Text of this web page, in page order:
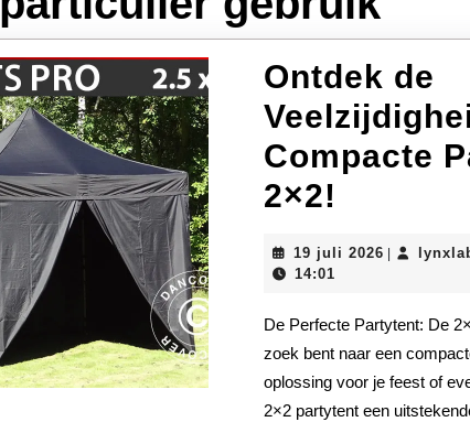
Ontdek de
Compacte
2×2!
van
de
19 juli 202619
14:01
De Perfecte Partytent: De 2×2 Partytent Als je op
zoek bent naar een
oplossing voor je feest of
2×2 partytent een